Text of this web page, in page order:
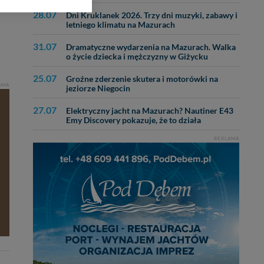
28.07
Dni Kruklanek 2026. Trzy dni muzyki, zabawy i
letniego klimatu na Mazurach
31.07
Dramatyczne wydarzenia na Mazurach. Walka
o życie dziecka i mężczyzny w Giżycku
25.07
Groźne zderzenie skutera i motorówki na
jeziorze Niegocin
27.07
Elektryczny jacht na Mazurach? Nautiner E43
Emy Discovery pokazuje, że to działa
REKLAMA
zabronić ich
w odniesieniu do
- w pewnych